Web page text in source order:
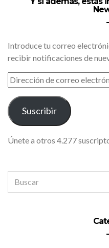
Introduce tu correo
recibir notificaciones de
DIRECCIÓN
DE
CORREO
ELECTRÓNICO
Suscribir
Únete a otros 4.277
FOR: